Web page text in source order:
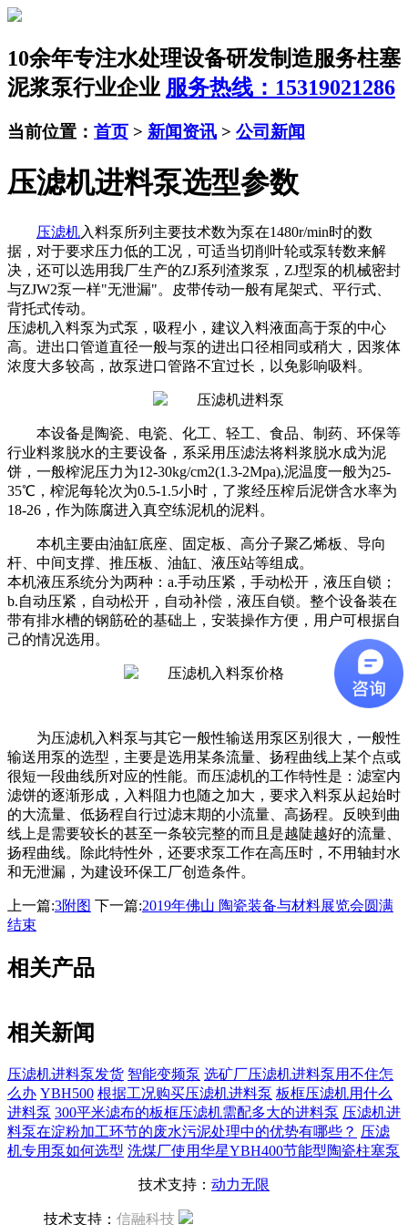
10余年专注水处理设备研发制造服务柱塞
泥浆泵行业企业 服务热线：15319021286
当前位置： 首页 > 新闻资讯 > 公司新闻
压滤机进料泵选型参数
压滤机入料泵所列主要技术数为泵在1480r/min时的数
据，对于要求压力低的工况，可适当切削叶轮或泵转数来解
决，还可以选用我厂生产的ZJ系列渣浆泵，ZJ型泵的机械密封
与ZJW2泵一样"无泄漏"。皮带传动一般有尾架式、平行式、
背托式传动。
压滤机入料泵为式泵，吸程小，建议入料液面高于泵的中心
高。进出口管道直径一般与泵的进出口径相同或稍大，因浆体
浓度大多较高，故泵进口管路不宜过长，以免影响吸料。
本设备是陶瓷、电瓷、化工、轻工、食品、制药、环保等
行业料浆脱水的主要设备，系采用压滤法将料浆脱水成为泥
饼，一般榨泥压力为12-30kg/cm2(1.3-2Mpa),泥温度一般为25-
35℃，榨泥每轮次为0.5-1.5小时，了浆经压榨后泥饼含水率为
18-26，作为陈腐进入真空练泥机的泥料。
本机主要由油缸底座、固定板、高分子聚乙烯板、导向
杆、中间支撑、推压板、油缸、液压站等组成。
本机液压系统分为两种：a.手动压紧，手动松开，液压自锁；
b.自动压紧，自动松开，自动补偿，液压自锁。整个设备装在
带有排水槽的钢筋砼的基础上，安装操作方便，用户可根据自
己的情况选用。
为压滤机入料泵与其它一般性输送用泵区别很大，一般性
输送用泵的选型，主要是选用某条流量、扬程曲线上某个点或
很短一段曲线所对应的性能。而压滤机的工作特性是：滤室内
滤饼的逐渐形成，入料阻力也随之加大，要求入料泵从起始时
的大流量、低扬程自行过滤末期的小流量、高扬程。反映到曲
线上是需要较长的甚至一条较完整的而且是越陡越好的流量、
扬程曲线。除此特性外，还要求泵工作在高压时，不用轴封水
和无泄漏，为建设环保工厂创造条件。
上一篇:3附图 下一篇:2019年佛山 陶瓷装备与材料展览会圆满
结束
相关产品
相关新闻
压滤机进料泵发货 智能变频泵 选矿厂压滤机进料泵用不住怎
么办 YBH500 根据工况购买压滤机进料泵 板框压滤机用什么
进料泵 300平米滤布的板框压滤机需配多大的进料泵 压滤机进
料泵在淀粉加工环节的废水污泥处理中的优势有哪些？ 压滤
机专用泵如何选型 洗煤厂使用华星YBH400节能型陶瓷柱塞泵
技术支持： 动力无限
技术支持： 信融科技